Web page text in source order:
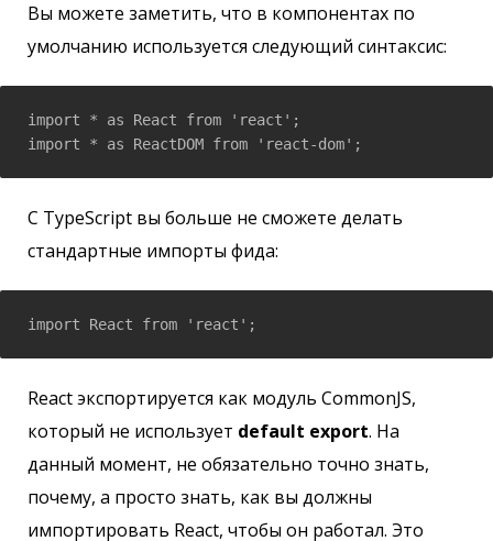
Вы можете заметить, что в компонентах по
умолчанию используется следующий синтаксис:
import * as React from 'react';
import * as ReactDOM from 'react-dom';
С TypeScript вы больше не сможете делать
стандартные импорты фида:
import React from 'react';
React экспортируется как модуль CommonJS,
который не использует default export. На
данный момент, не обязательно точно знать,
почему, а просто знать, как вы должны
импортировать React, чтобы он работал. Это